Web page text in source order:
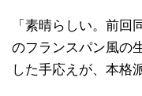
「素晴らしい。前回
のフランスパン風の
した手応えが、本格